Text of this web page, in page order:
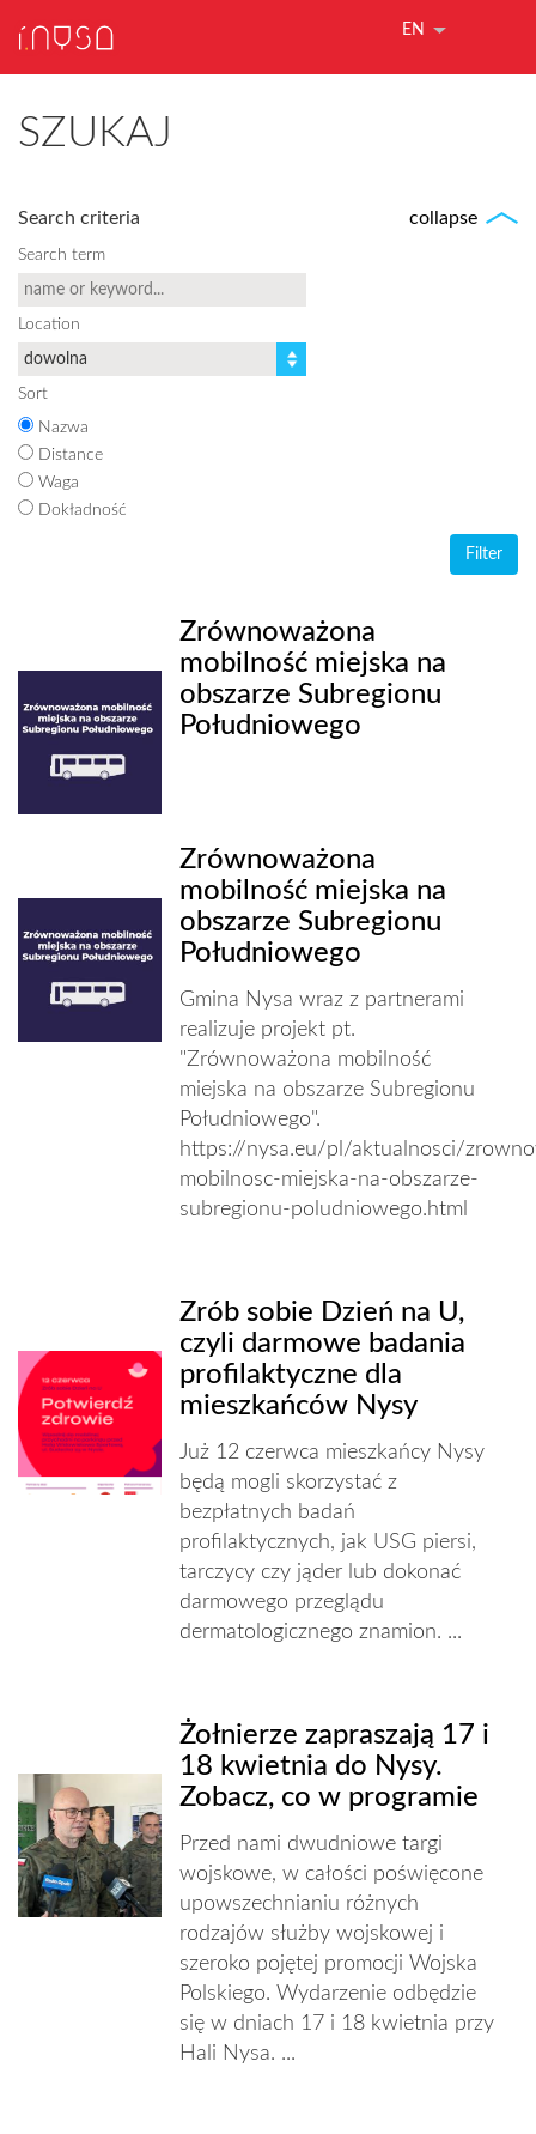
EN
SZUKAJ
collapse
Search criteria
Search term
Location
Sort
Nazwa
Distance
Waga
Dokładność
Zrównoważona
mobilność miejska na
obszarze Subregionu
Południowego
Zrównoważona
mobilność miejska na
obszarze Subregionu
Południowego
Gmina Nysa wraz z partnerami
realizuje projekt pt.
"Zrównoważona mobilność
miejska na obszarze Subregionu
Południowego".
https://nysa.eu/pl/aktualnosci/
mobilnosc-miejska-na-obszarze-
subregionu-poludniowego.html
Zrób sobie Dzień na U,
czyli darmowe badania
profilaktyczne dla
mieszkańców Nysy
Już 12 czerwca mieszkańcy Nysy
będą mogli skorzystać z
bezpłatnych badań
profilaktycznych, jak USG piersi,
tarczycy czy jąder lub dokonać
darmowego przeglądu
dermatologicznego znamion. ...
Żołnierze zapraszają 17 i
18 kwietnia do Nysy.
Zobacz, co w programie
Przed nami dwudniowe targi
wojskowe, w całości poświęcone
upowszechnianiu różnych
rodzajów służby wojskowej i
szeroko pojętej promocji Wojska
Polskiego. Wydarzenie odbędzie
się w dniach 17 i 18 kwietnia przy
Hali Nysa. ...